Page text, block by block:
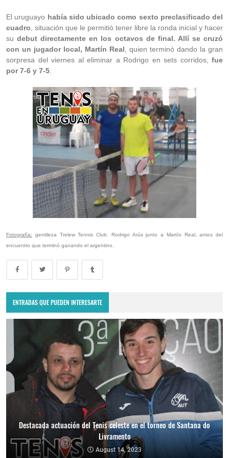
El uruguayo había sido ubicado como sexto preclasificado del
cuadro , situación que le permitió tener libre la ronda inicial y hacer
sudebut directamente en los octavos de final. Allí se cruzó
con un jugador local, Martín Real , quien terminó dando la gran
sorpresa del viernes al eliminar a Rodrigo en sets corridos, fue
por 7-6 y 7-5
Fotografía: gentileza Trelew Tennis Club. Rodrigo Arús junto a Martín Real, antes del
encuentro que terminó ganando el argentino.
ENTRADAS QUE PUEDEN INTERESARTE
Destacada actuación del Tenis celeste en el torneo de Santana do
Livramento
August 14, 2023
Los tenistas uruguayos volvieron a dejar su marca en el torneo de
Santana do Livramento